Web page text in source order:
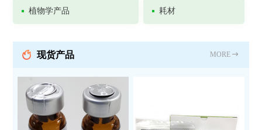
植物学产品 耗材
现货产品 MORE